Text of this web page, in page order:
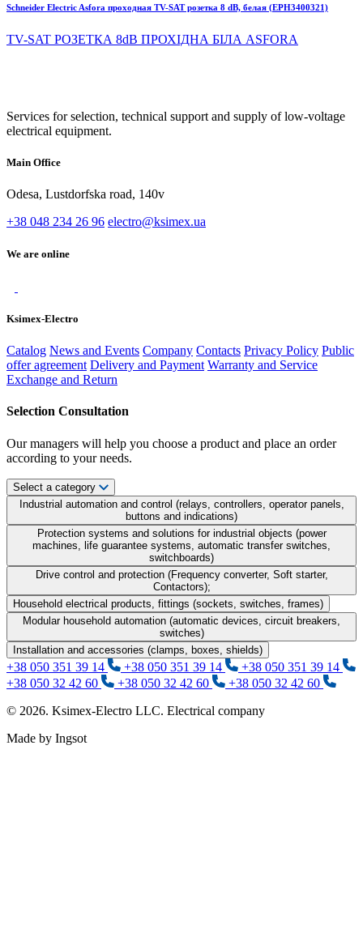
Schneider Electric Asfora проходная TV-SAT розетка 8 dB, белая (EPH3400321)
TV-SAT РОЗЕТКА 8dB ПРОХІДНА БІЛА ASFORA
Services for selection, technical support and supply of low-voltage
electrical equipment.
Main Office
Odesa, Lustdorfska road, 140v
+38 048 234 26 96 electro@ksimex.ua
We are online
Ksimex-Electro
Catalog News and Events Company Contacts Privacy Policy Public
offer agreement Delivery and Payment Warranty and Service
Exchange and Return
Selection Consultation
Our managers will help you choose a product and place an order
according to your needs.
Select a category
Industrial automation and control (relays, controllers, operator panels,
buttons and indications)
Protection systems and solutions for industrial objects (power
machines, life guarantee systems, automatic transfer switches,
switchboards)
Drive control and protection (Frequency converter, Soft starter,
Contactors);
Household electrical products, fittings (sockets, switches, frames)
Modular household automation (automatic devices, circuit breakers,
switches)
Installation and accessories (clamps, boxes, shields)
+38 050 351 39 14 +38 050 351 39 14
+38 050 351 39 14
+38 050 32 42 60
+38 050 32 42 60
+38 050 32 42 60
© 2026. Ksimex-Electro LLC. Electrical company
Made by Ingsot